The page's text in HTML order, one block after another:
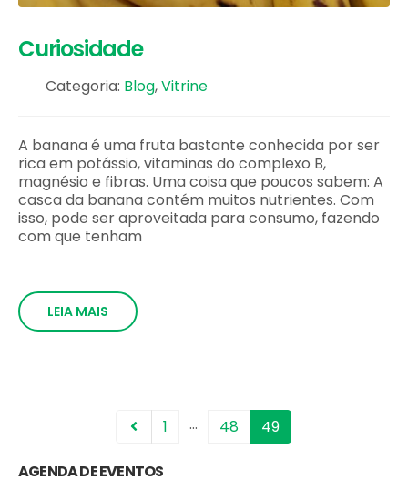
Curiosidade
Categoria: Blog,Vitrine
A banana é uma fruta bastante conhecida por ser
rica em potássio, vitaminas do complexo B,
magnésio e fibras. Uma coisa que poucos sabem: A
casca da banana contém muitos nutrientes. Com
isso, pode ser aproveitada para consumo, fazendo
com que tenham
LEIA MAIS
1 … 48 49
AGENDA DE EVENTOS